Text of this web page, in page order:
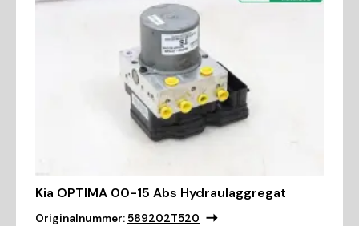
Kia OPTIMA 00-15 Abs Hydraulaggregat
Originalnummer:589202T520